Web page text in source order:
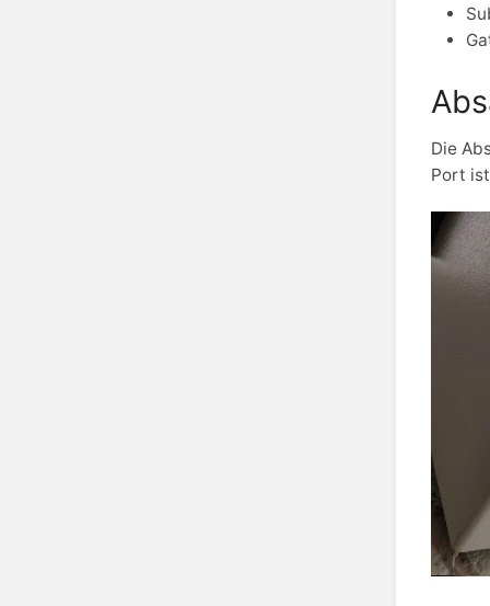
Die
Port